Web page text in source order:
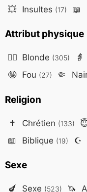
💥 Insultes (17) 📖
Attribut physique
👱‍♀️ Blonde (305) 👵
🤪 Fou (27) 🤏
Religion
✝️ Chrétien (133)
📖 Biblique (19) ☪️
Sexe
🍆 Sexe (523) 🦄